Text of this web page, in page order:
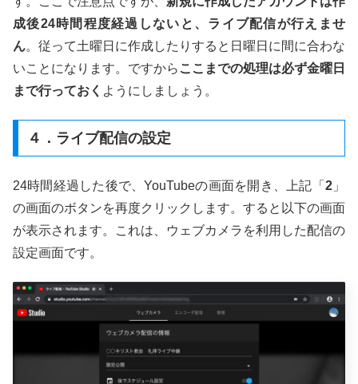
成後24時間程度経過しないと、ライブ配信が行えませ
ん。従って土曜日に作成したりすると日曜日に間に合わな
いことになります。ですから ここまでの処理は必ず金曜日
まで行っておく ようにしましょう。
４．ライブ配信の設定
24時間経過した後で、YouTubeの画面を開き、上記「 2」
の画面のボタンを再度クリックします。すると以下の画面
が表示されます。これは、ウェブカメラを利用した配信の
設定画面です。